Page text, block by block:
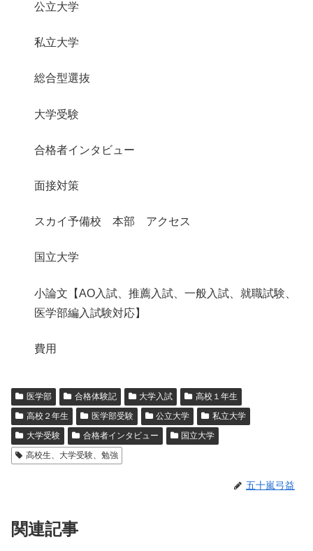
公立大学
私立大学
総合型選抜
大学受験
合格者インタビュー
面接対策
スカイ予備校 本部 アクセス
国立大学
小論文【AO入試、推薦入試、一般入試、就職試験、
医学部編入試験対応】
費用
医学部 合格体験記 大学入試
高校１年生
高校２年生
医学部受験 公立大学
私立大学
大学受験
合格者インタビュー
国立大学
高校生、大学受験、勉強
五十嵐弓益
関連記事